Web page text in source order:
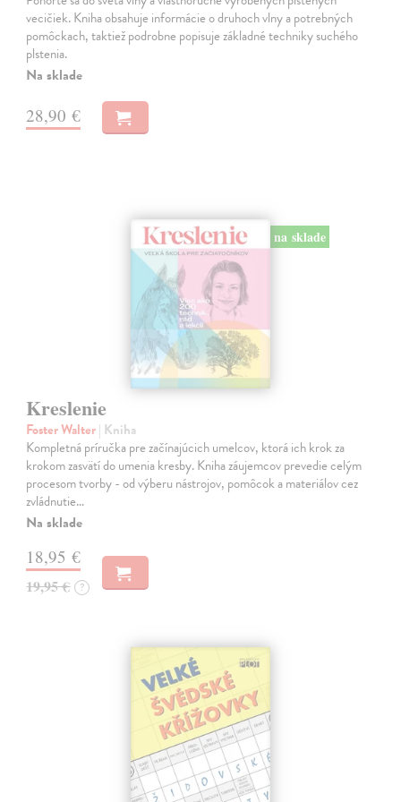
vecičiek. Kniha obsahuje informácie o druhoch vlny a potrebných
pomôckach, taktiež podrobne popisuje základné techniky suchého
plstenia.
Na sklade
28,90 €
na sklade
Kreslenie
Foster Walter| Kniha
Kompletná príručka pre začínajúcich umelcov, ktorá ich krok za
krokom zasvätí do umenia kresby. Kniha záujemcov prevedie celým
procesom tvorby - od výberu nástrojov, pomôcok a materiálov cez
zvládnutie…
Na sklade
18,95 €
19,95 € ?